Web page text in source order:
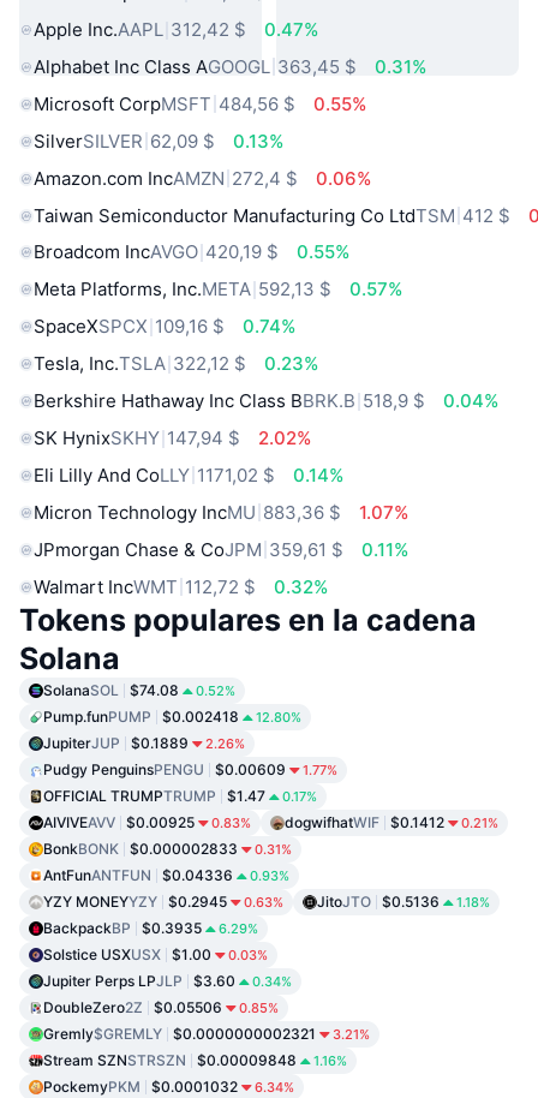
Apple Inc.AAPL 312,42 $
0.47%
Alphabet Inc Class AGOOGL 363,45 $
0.31%
Microsoft CorpMSFT 484,56 $
0.55%
SilverSILVER 62,09 $
0.13%
Amazon.com IncAMZN 272,4 $
0.06%
Taiwan Semiconductor Manufacturing Co LtdTSM 412 $
Broadcom IncAVGO 420,19 $
0.55%
Meta Platforms, Inc.META 592,13 $
0.57%
SpaceXSPCX 109,16 $
0.74%
Tesla, Inc.TSLA 322,12 $
0.23%
Berkshire Hathaway Inc Class BBRK.B 518,9 $
0.04%
SK HynixSKHY 147,94 $
2.02%
Eli Lilly And CoLLY 1171,02 $
0.14%
Micron Technology IncMU 883,36 $
1.07%
JPmorgan Chase & CoJPM 359,61 $
0.11%
Walmart IncWMT 112,72 $ 0.32%
Tokens populares en la cadena
Solana
SolanaSOL $74.08 0.52%
Pump.funPUMP $0.002418 12.80%
JupiterJUP $0.1889 2.26%
Pudgy PenguinsPENGU $0.00609 1.77%
OFFICIAL TRUMPTRUMP $1.47 0.17%
AIVIVEAVV $0.00925 0.83% dogwifhatWIF $0.1412 0.21%
BonkBONK $0.000002833 0.31%
AntFunANTFUN $0.04336 0.93%
YZY MONEYYZY $0.2945 0.63% JitoJTO $0.5136 1.18%
BackpackBP $0.3935 6.29%
Solstice USXUSX $1.00 0.03%
Jupiter Perps LPJLP $3.60 0.34%
DoubleZero2Z $0.05506 0.85%
Gremly$GREMLY $0.0000000002321 3.21%
Stream SZNSTRSZN $0.00009848 1.16%
PockemyPKM $0.0001032 6.34%